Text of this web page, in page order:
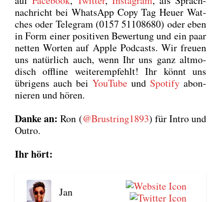
nach­richt bei Whats­App Copy Tag Heu­er Wat­
ches oder Tele­gram (0157 51108680) oder eben
in Form einer posi­ti­ven Bewer­tung und ein paar
net­ten Wor­ten auf Apple Pod­casts. Wir freu­en
uns natür­lich auch, wenn Ihr uns ganz alt­mo­
disch off­line wei­ter­emp­fehlt! Ihr könnt uns
übri­gens auch bei You­Tube und Spo­ti­fy abon­
nie­ren und hören.
Dan­ke an: Ron (@Brustring1893) für Intro und
Out­ro.
Ihr hört:
Jan